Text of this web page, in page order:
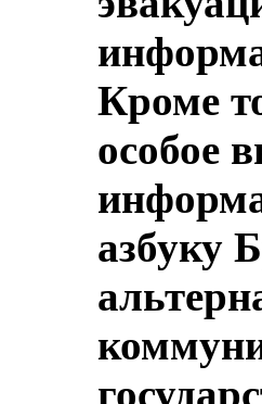
Кроме
особое
азбуку